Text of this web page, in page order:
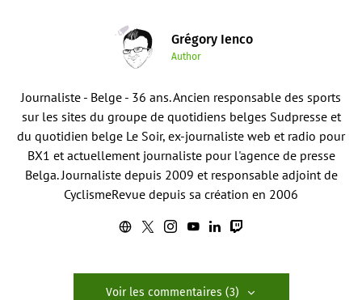
Grégory Ienco
Author
Journaliste - Belge - 36 ans. Ancien responsable des sports
sur les sites du groupe de quotidiens belges Sudpresse et
du quotidien belge Le Soir, ex-journaliste web et radio pour
BX1 et actuellement journaliste pour l'agence de presse
Belga. Journaliste depuis 2009 et responsable adjoint de
CyclismeRevue depuis sa création en 2006
Voir les commentaires (3)